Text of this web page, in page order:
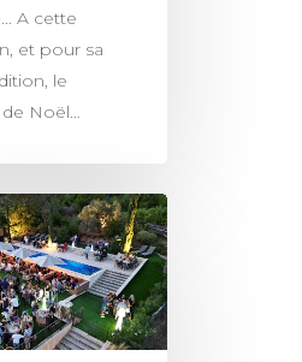
A cette
et pour sa
le
Noël…